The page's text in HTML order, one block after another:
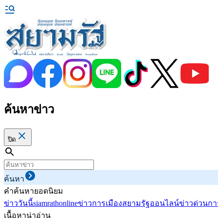
ค้นหาข่าว
ปิด
ค้นหา
คำค้นหายอดนิยม
ข่าววันนี้siamrathonlineข่าวการเมืองสยามรัฐออนไลน์ข่าวด่วนก
เนื้อหาน่าอ่าน